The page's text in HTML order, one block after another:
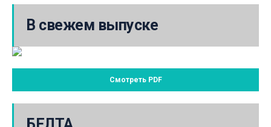
В свежем выпуске
Смотреть PDF